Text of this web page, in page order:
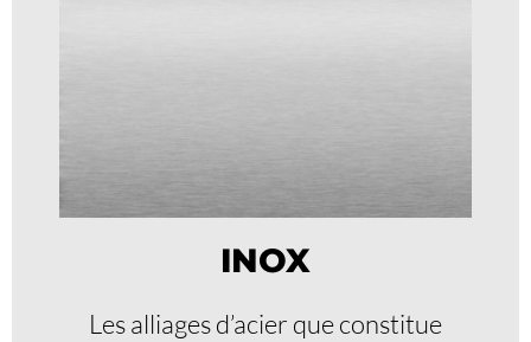
INOX
Les alliages d’acier que constitue